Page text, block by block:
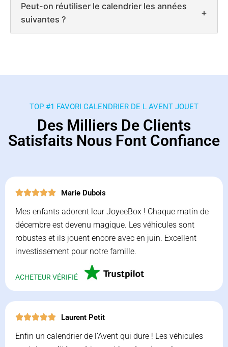
Peut-on réutiliser le calendrier les années
suivantes ?
+
TOP #1 FAVORI CALENDRIER DE L AVENT JOUET
Des Milliers De Clients
Satisfaits Nous Font Confiance
Marie Dubois
Mes enfants adorent leur JoyeeBox ! Chaque matin de
décembre est devenu magique. Les véhicules sont
robustes et ils jouent encore avec en juin. Excellent
investissement pour notre famille.
ACHETEUR VÉRIFIÉ
Laurent Petit
Enfin un calendrier de l’Avent qui dure ! Les véhicules